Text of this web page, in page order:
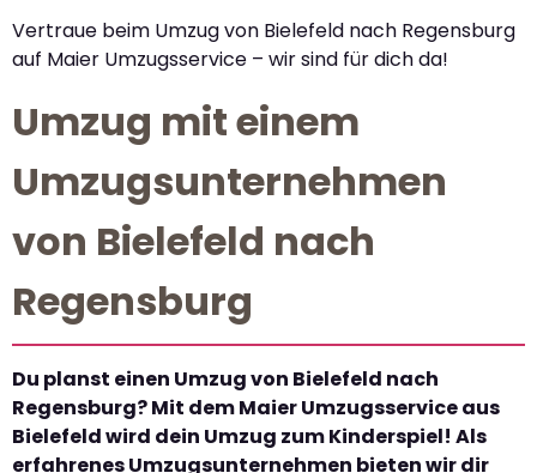
Vertraue beim Umzug von Bielefeld nach Regensburg
auf Maier Umzugsservice – wir sind für dich da!
Umzug mit einem
Umzugsunternehmen
von Bielefeld nach
Regensburg
Du planst einen Umzug von Bielefeld nach
Regensburg? Mit dem Maier Umzugsservice aus
Bielefeld wird dein Umzug zum Kinderspiel! Als
erfahrenes Umzugsunternehmen bieten wir dir